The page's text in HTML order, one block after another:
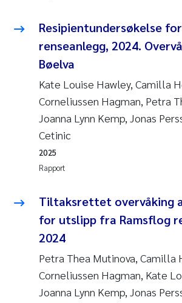
Pierre Franqois Jaccard
Richard Garth James Bellerby
Asle Økelsrud
Bjørnar Andre Beylich
Ashenafi Seifu Gragne
Odd Arne Segtnan Skogan
Ana Margarida Pinto Costa
Espen Lund
Resipientundersøkelse
renseanlegg, 2024.
Bøelva
Kate Louise Hawley, Camilla
Corneliussen Hagman, Petra
Joanna Lynn Kemp, Jonas
Cetinic
Rapport
2025
Tiltaksrettet overvåking
for utslipp fra Ramsflog
2024
Petra Thea Mutinova, Camilla
Corneliussen Hagman, Kate
Joanna Lynn Kemp, Jonas